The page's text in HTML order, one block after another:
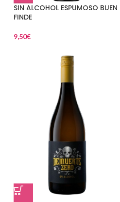
SIN ALCOHOL ESPUMOSO BUEN
FINDE
9,50€